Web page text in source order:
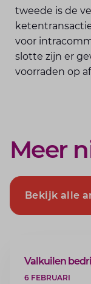
tweede is de
voor
slotte zijn er
voorraden op
Meer
Bekijk alle
ARTIKEL
Valkuilen
6 FEBRUARI